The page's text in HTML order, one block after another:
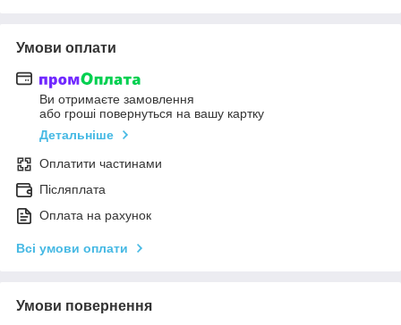
Умови оплати
Ви отримаєте замовлення
або гроші повернуться на вашу картку
Детальніше
Оплатити частинами
Післяплата
Оплата на рахунок
Всі умови оплати
Умови повернення